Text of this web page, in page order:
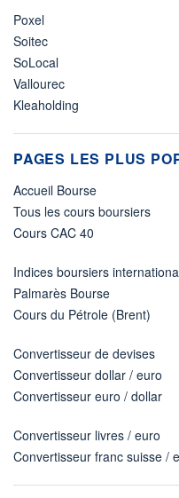
Poxel
Soitec
SoLocal
Vallourec
Kleaholding
PAGES LES PLUS
Accueil Bourse
Tous les cours boursiers
Cours CAC 40
Indices boursiers
Palmarès Bourse
Cours du Pétrole (Brent)
Convertisseur de devises
Convertisseur dollar / euro
Convertisseur euro / dollar
Convertisseur livres / euro
Convertisseur franc suisse /